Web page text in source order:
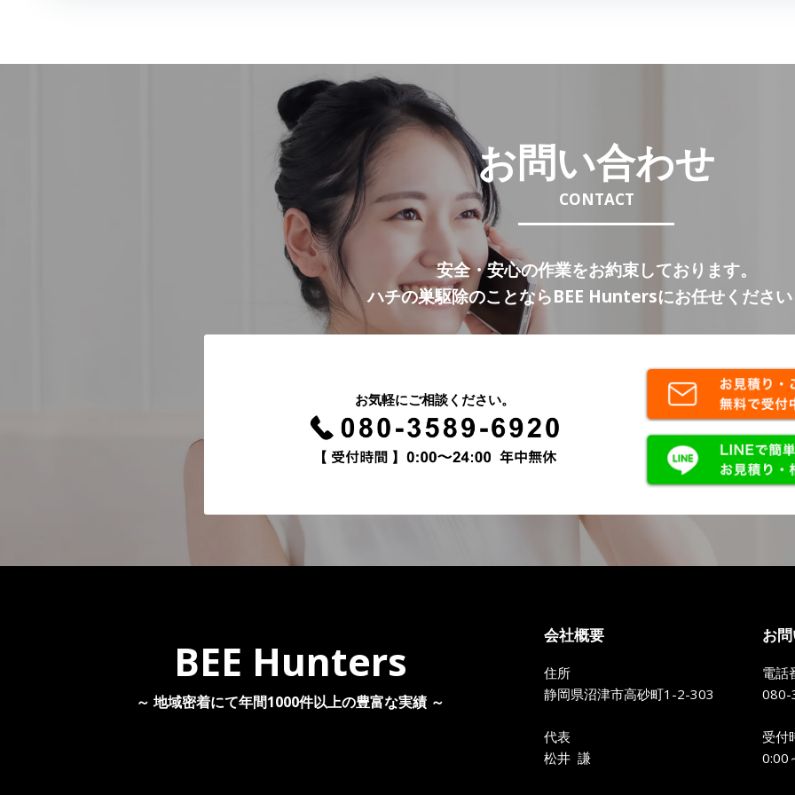
ナ
ナ
ゲ
ー
シ
ョ
ン
お問い合わせ
CONTACT
安全・安心の作業をお約束しております。
ハチの巣駆除のことならBEE Huntersにお任せくださ
お気軽にご相談ください。
BEE Hunters
～ 地域密着にて年間1000件以上の豊富な実績 ～
会社概要
住所
静岡県沼津市高砂町1-2-303
代表
松井 謙
お
電話
受付
0:00